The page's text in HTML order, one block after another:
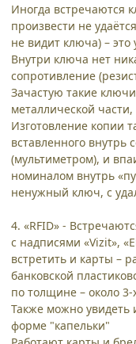
Иногда встречаются
произвести не
не видит ключа) –
Внутри ключа нет
сопротивление
Зачастую такие
металлической
Изготовление копии
вставленного
(мультиметром), и
номиналом внутрь
ненужный ключ, с
4. «RFID» -
с надписями «Vizit»,
встретить и карты –
банковской
по толщине – около
Также можно увидеть
форме "капельки"